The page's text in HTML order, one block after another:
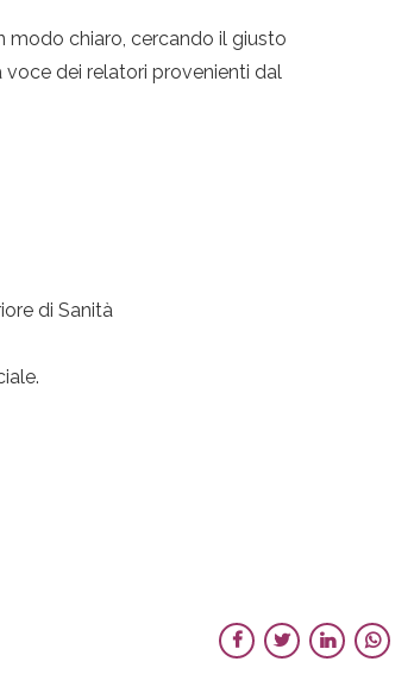
modo chiaro, cercando il giusto
dei relatori provenienti dal
di Sanità